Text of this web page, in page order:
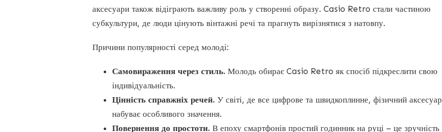
аксесуари також відіграють важливу роль у створенні образу. Casio Retro стали частиною
субкультури, де люди цінують вінтажні речі та прагнуть вирізнятися з натовпу.
Причини популярності серед молоді:
Самовираження через стиль. Молодь обирає Casio Retro як спосіб підкреслити свою
індивідуальність.
Цінність справжніх речей. У світі, де все цифрове та швидкоплинне, фізичний аксесуар
набуває особливого значення.
Повернення до простоти. В епоху смартфонів простий годинник на руці – це зручність